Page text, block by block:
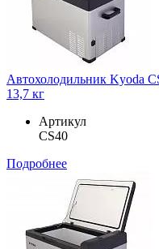
Автохолодильник Kyoda
13,7 кг
Артикул
CS40
Подробнее